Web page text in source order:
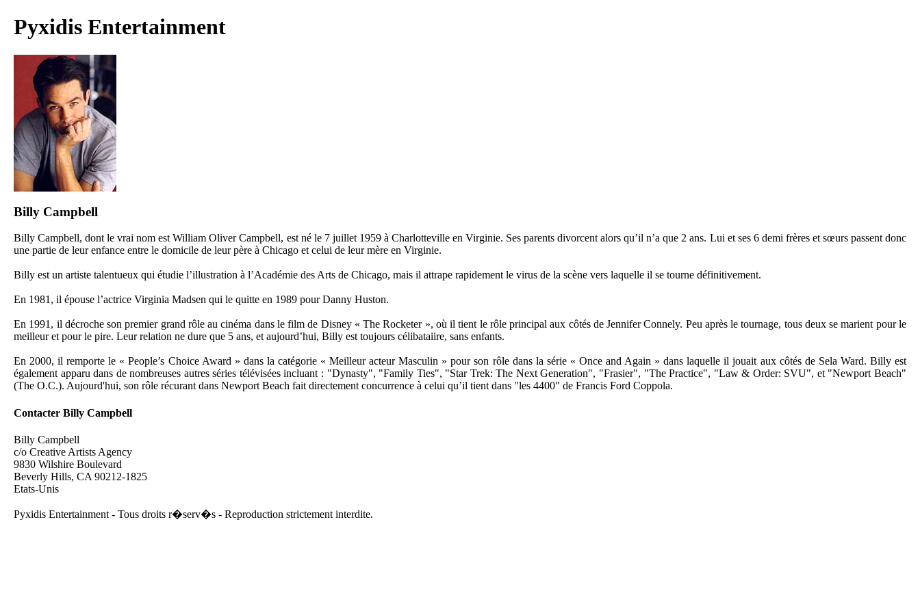
Pyxidis Entertainment
Billy Campbell
Billy Campbell, dont le vrai nom est William Oliver Campbell, est né le 7 juillet 1959 à Charlotteville en Virginie. Ses parents divorcent alors qu’il n’a que 2 ans. Lui et ses 6 demi frères et sœurs passent donc
une partie de leur enfance entre le domicile de leur père à Chicago et celui de leur mère en Virginie.
Billy est un artiste talentueux qui étudie l’illustration à l’Académie des Arts de Chicago, mais il attrape rapidement le virus de la scène vers laquelle il se tourne définitivement.
En 1981, il épouse l’actrice Virginia Madsen qui le quitte en 1989 pour Danny Huston.
En 1991, il décroche son premier grand rôle au cinéma dans le film de Disney « The Rocketer », où il tient le rôle principal aux côtés de Jennifer Connely. Peu après le tournage, tous deux se marient pour le
meilleur et pour le pire. Leur relation ne dure que 5 ans, et aujourd’hui, Billy est toujours célibataiire, sans enfants.
En 2000, il remporte le « People’s Choice Award » dans la catégorie « Meilleur acteur Masculin » pour son rôle dans la série « Once and Again » dans laquelle il jouait aux côtés de Sela Ward. Billy est
également apparu dans de nombreuses autres séries télévisées incluant : "Dynasty", "Family Ties", "Star Trek: The Next Generation", "Frasier", "The Practice", "Law & Order: SVU", et "Newport Beach"
(The O.C.). Aujourd'hui, son rôle récurant dans Newport Beach fait directement concurrence à celui qu’il tient dans "les 4400" de Francis Ford Coppola.
Contacter Billy Campbell
Billy Campbell
c/o Creative Artists Agency
9830 Wilshire Boulevard
Beverly Hills, CA 90212-1825
Etats-Unis
Pyxidis Entertainment - Tous droits r�serv�s - Reproduction strictement interdite.